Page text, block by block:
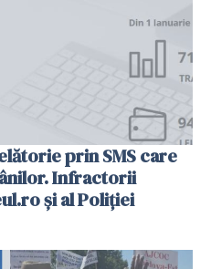
prin SMS care
Infractorii
și al Poliției